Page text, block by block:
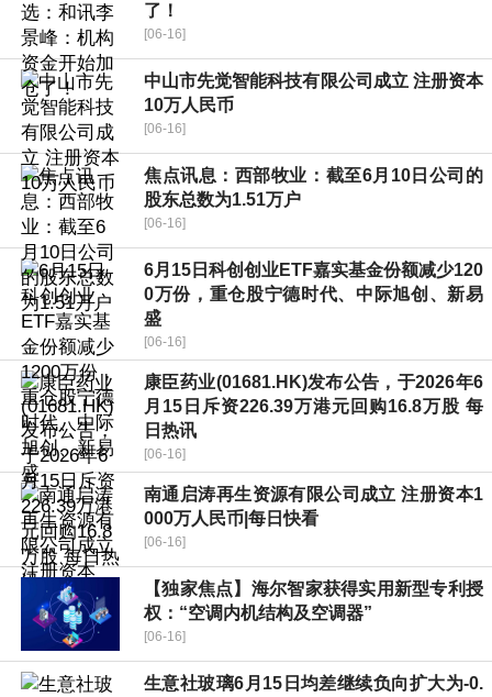
了！
[06-16]
中山市先觉智能科技有限公司成立 注册资本
10万人民币
[06-16]
焦点讯息：西部牧业：截至6月10日公司的
股东总数为1.51万户
[06-16]
6月15日科创创业ETF嘉实基金份额减少120
0万份，重仓股宁德时代、中际旭创、新易
盛
[06-16]
康臣药业(01681.HK)发布公告，于2026年6
月15日斥资226.39万港元回购16.8万股 每
日热讯
[06-16]
南通启涛再生资源有限公司成立 注册资本1
000万人民币|每日快看
[06-16]
【独家焦点】海尔智家获得实用新型专利授
权：“空调内机结构及空调器”
[06-16]
生意社玻璃6月15日均差继续负向扩大为-0.